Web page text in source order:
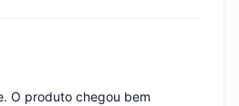
O produto chegou bem